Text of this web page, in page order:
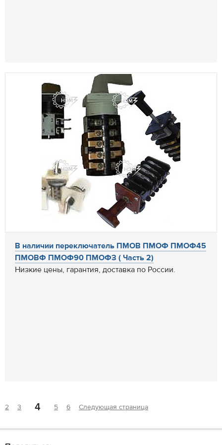
В наличии переключатель ПМОВ ПМОФ ПМОФ45
ПМОВФ ПМОФ90 ПМОФЗ ( Часть 2)
Низкие цены, гарантия, доставка по России.
2 3 4 5 6 Следующая страница